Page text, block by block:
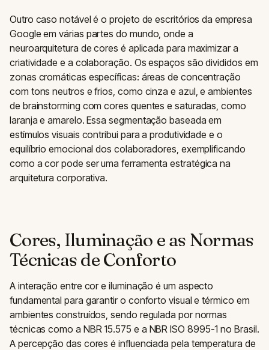
Outro caso notável é o projeto de escritórios da empresa
Google em várias partes do mundo, onde a
neuroarquitetura de cores é aplicada para maximizar a
criatividade e a colaboração. Os espaços são divididos em
zonas cromáticas específicas: áreas de concentração
com tons neutros e frios, como cinza e azul, e ambientes
de brainstorming com cores quentes e saturadas, como
laranja e amarelo. Essa segmentação baseada em
estímulos visuais contribui para a produtividade e o
equilíbrio emocional dos colaboradores, exemplificando
como a cor pode ser uma ferramenta estratégica na
arquitetura corporativa.
Cores, Iluminação e as Normas
Técnicas de Conforto
A interação entre cor e iluminação é um aspecto
fundamental para garantir o conforto visual e térmico em
ambientes construídos, sendo regulada por normas
técnicas como a NBR 15.575 e a NBR ISO 8995-1 no Brasil.
A percepção das cores é influenciada pela temperatura de